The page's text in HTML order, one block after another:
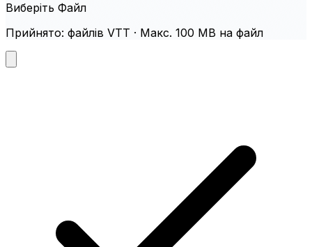
Виберіть Файл
Прийнято: файлів VTT · Макс. 100 MB на файл